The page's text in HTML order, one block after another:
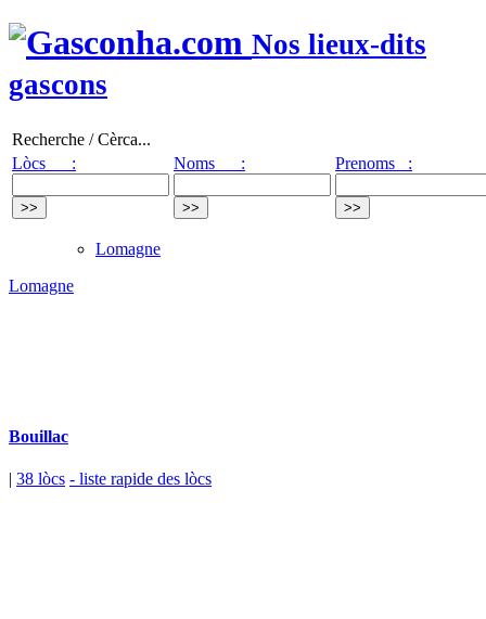
Nos lieux-dits
gascons
Recherche / Cèrca...
Lòcs :
Noms : Prenoms :
Lomagne
Lomagne
Bouillac
| 38 lòcs - liste rapide des lòcs